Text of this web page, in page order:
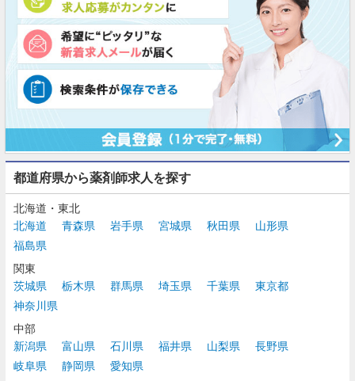
都道府県から薬剤師求人を探す
北海道・東北
北海道
青森県 岩手県 宮城県 秋田県
山形県
福島県
関東
茨城県
栃木県 群馬県 埼玉県 千葉県
東京都
神奈川県
中部
新潟県
富山県 石川県 福井県 山梨県
長野県
岐阜県
静岡県
愛知県